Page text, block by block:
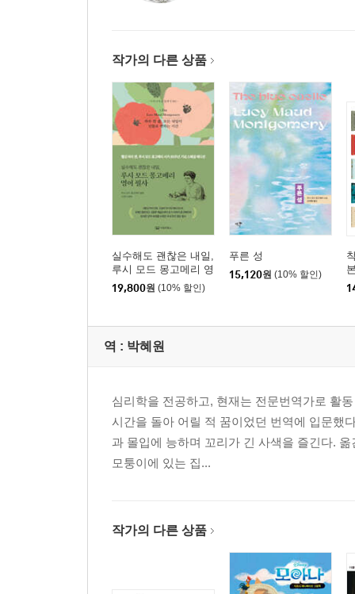
작가 연보
작가의 다른 상품
실수해도 괜찮은 내일,
루시 모드 몽고메리 영
어 필사
19,800원 (10% 할인)
푸른 성
15,120원 (10% 할인)
역 : 박혜원
심리학을 전공하고, 현재는 전문번역가로 활
시간을 돌아 어릴 적 꿈이었던 번역에 입문했
과 몰입에 능하며 꼬리가 긴 사색을 즐긴다.
모퉁이에 있는 집...
작가의 다른 상품